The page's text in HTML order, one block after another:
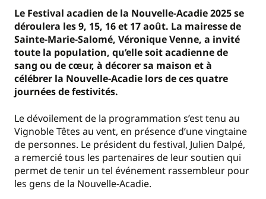
Le Festival acadien de la Nouvelle-Acadie 2025 se
déroulera les 9, 15, 16 et 17 août. La mairesse de
Sainte-Marie-Salomé, Véronique Venne, a invité
toute la population, qu’elle soit acadienne de
sang ou de cœur, à décorer sa maison et à
célébrer la Nouvelle-Acadie lors de ces quatre
journées de festivités.
Le dévoilement de la programmation s’est tenu au
Vignoble Têtes au vent, en présence d’une vingtaine
de personnes. Le président du festival, Julien Dalpé,
a remercié tous les partenaires de leur soutien qui
permet de tenir un tel événement rassembleur pour
les gens de la Nouvelle-Acadie.